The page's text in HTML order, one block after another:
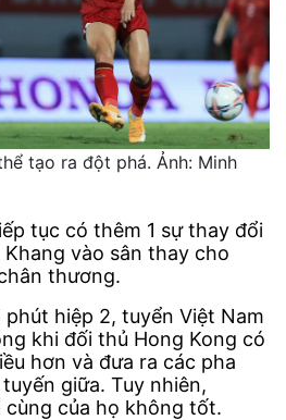
tạo ra đột phá. Ảnh: Minh
tục có thêm 1 sự thay đổi
vào sân thay cho
thương.
phút hiệp 2, tuyển Việt Nam
khi đối thủ Hong Kong có
hơn và đưa ra các pha
giữa. Tuy nhiên,
cùng của họ không tốt.